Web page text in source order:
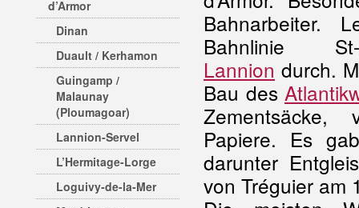
d’Armor
Dinan
Duault / Kerhamon
Guingamp /
Malaunay
(Ploumagoar)
Lannion-Servel
L’Hermitage-Lorge
Loguivy-de-la-Mer
Bahnarbeiter.
Bahnlinie St-
Lannion durch.
Bau des
Zementsäcke,
Papiere. Es
darunter
von Tréguier am